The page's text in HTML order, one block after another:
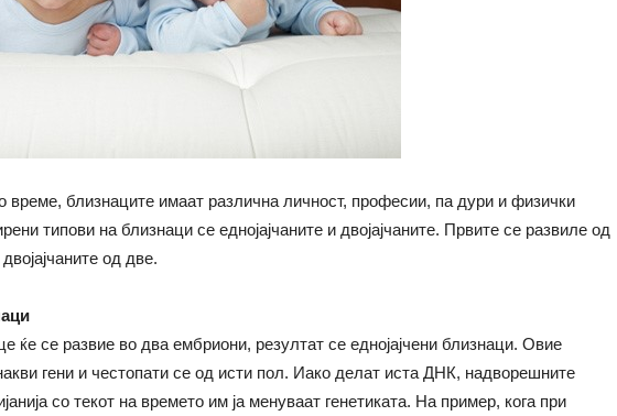
време, близнаците имаат различна личност, професии, па дури и физички
типови на близнаци се еднојајчаните и двојајчаните. Првите се развиле од
од две.
ќе се развие во два ембриони, резултат се еднојајчени близнаци. Овие
гени и честопати се од исти пол. Иако делат иста ДНК, надворешните
со текот на времето им ја менуваат генетиката. На пример, кога при